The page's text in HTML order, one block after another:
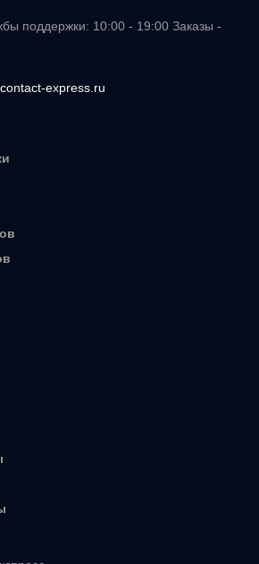
поддержки: 10:00 - 19:00 Заказы -
express.ru